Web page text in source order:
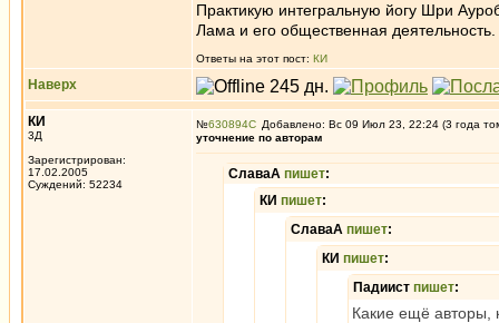
Практикую интегральную йогу Шри
Лама и его общественная деятельность.
Ответы на этот пост: КИ
Наверх
КИ
3Д
Зарегистрирован:
17.02.2005
Суждений: 52234
№630894
Добавлено: Вс 09 Июл 23, 22:24 (3 года
уточнение по авторам
СлаваА пишет:
КИ пишет:
СлаваА пишет:
КИ пишет:
Падиист пишет:
Какие ещё авторы,